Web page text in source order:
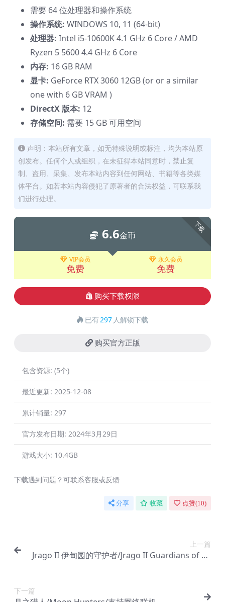
需要 64 位处理器和操作系统
操作系统: WINDOWS 10, 11 (64-bit)
处理器: Intel i5-10600K 4.1 GHz 6 Core / AMD
Ryzen 5 5600 4.4 GHz 6 Core
内存: 16 GB RAM
显卡: GeForce RTX 3060 12GB (or or a similar
one with 6 GB VRAM )
DirectX 版本: 12
存储空间: 需要 15 GB 可用空间
声明：本站所有文章，如无特殊说明或标注，均为本站原
创发布。任何个人或组织，在未征得本站同意时，禁止复
制、盗用、采集、发布本站内容到任何网站、书籍等各类媒
体平台。如若本站内容侵犯了原著者的合法权益，可联系我
们进行处理。
下载
6.6金币
VIP会员
免费
永久会员
免费
购买下载权限
已有297 人解锁下载
购买官方正版
包含资源: (5个)
最近更新: 2025-12-08
累计销量: 297
官方发布日期: 2024年3月29日
游戏大小: 10.4GB
下载遇到问题？可联系客服或反馈
分享 收藏 点赞(10)
上一篇
Jrago II 伊甸园的守护者/Jrago II Guardians of Ed
下一篇